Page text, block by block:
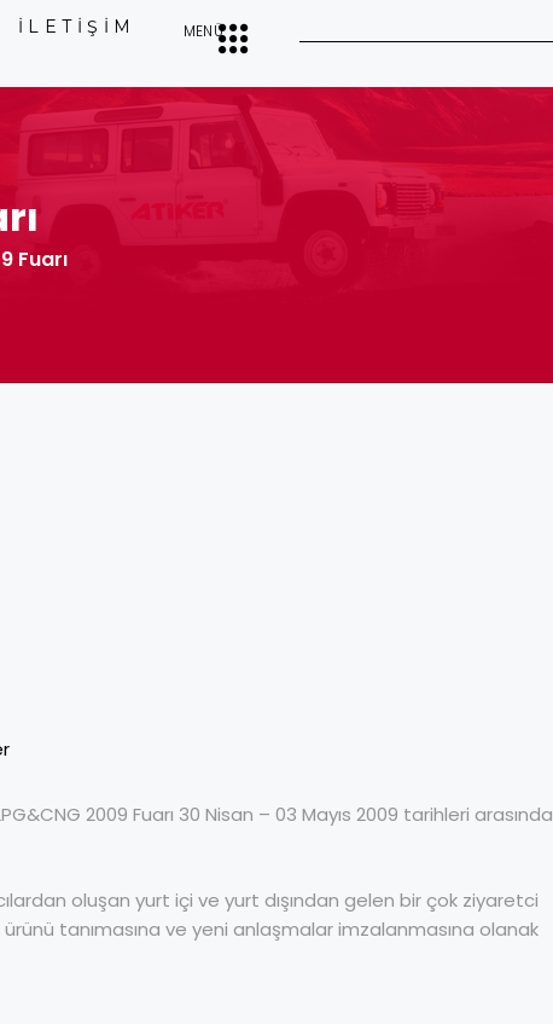
İLETİŞİM
MENÜ
Fuarı
2009 Fuarı 30 Nisan – 03 Mayıs 2009 tarihleri arasında
oluşan yurt içi ve yurt dışından gelen bir çok ziyaretci
tanımasına ve yeni anlaşmalar imzalanmasına olanak